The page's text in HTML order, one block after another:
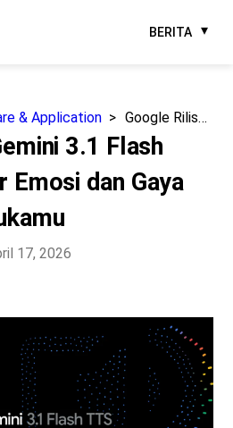
BERITA
& Application Google Rilis Gemini 3.1 Flash TTS, Bisa Atur Emosi dan Gaya Bicara AI Sesukamu
3.1 Flash
Emosi dan Gaya
17, 2026